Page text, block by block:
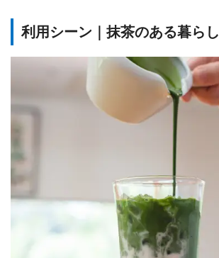
利用シーン｜抹茶のある暮らし